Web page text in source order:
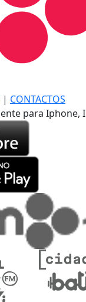
| CONTACTOS
para Iphone,